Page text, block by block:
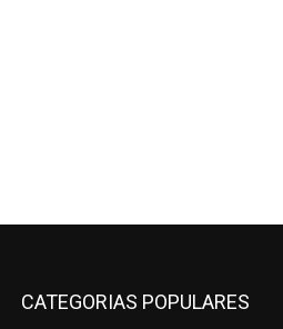
CATEGORIAS POPULARES